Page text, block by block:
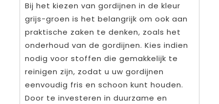
Bij het kiezen van gordijnen in de kleur
grijs-groen is het belangrijk om ook aan
praktische zaken te denken, zoals het
onderhoud van de gordijnen. Kies indien
nodig voor stoffen die gemakkelijk te
reinigen zijn, zodat u uw gordijnen
eenvoudig fris en schoon kunt houden.
Door te investeren in duurzame en